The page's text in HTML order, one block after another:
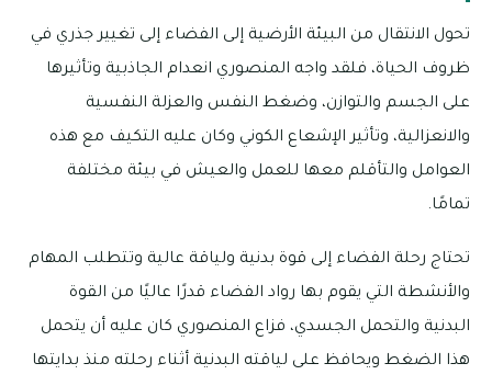
تحول الانتقال من البيئة الأرضية إلى الفضاء إلى تغيير جذري في
ظروف الحياة، فلقد واجه المنصوري انعدام الجاذبية وتأثيرها
على الجسم والتوازن، وضغط النفس والعزلة النفسية
والانعزالية، وتأثير الإشعاع الكوني وكان عليه التكيف مع هذه
العوامل والتأقلم معها للعمل والعيش في بيئة مختلفة
تمامًا.
تحتاج رحلة الفضاء إلى قوة بدنية ولياقة عالية وتتطلب المهام
والأنشطة التي يقوم بها رواد الفضاء قدرًا عاليًا من القوة
البدنية والتحمل الجسدي، فزاع المنصوري كان عليه أن يتحمل
هذا الضغط ويحافظ على لياقته البدنية أثناء رحلته منذ بدايتها